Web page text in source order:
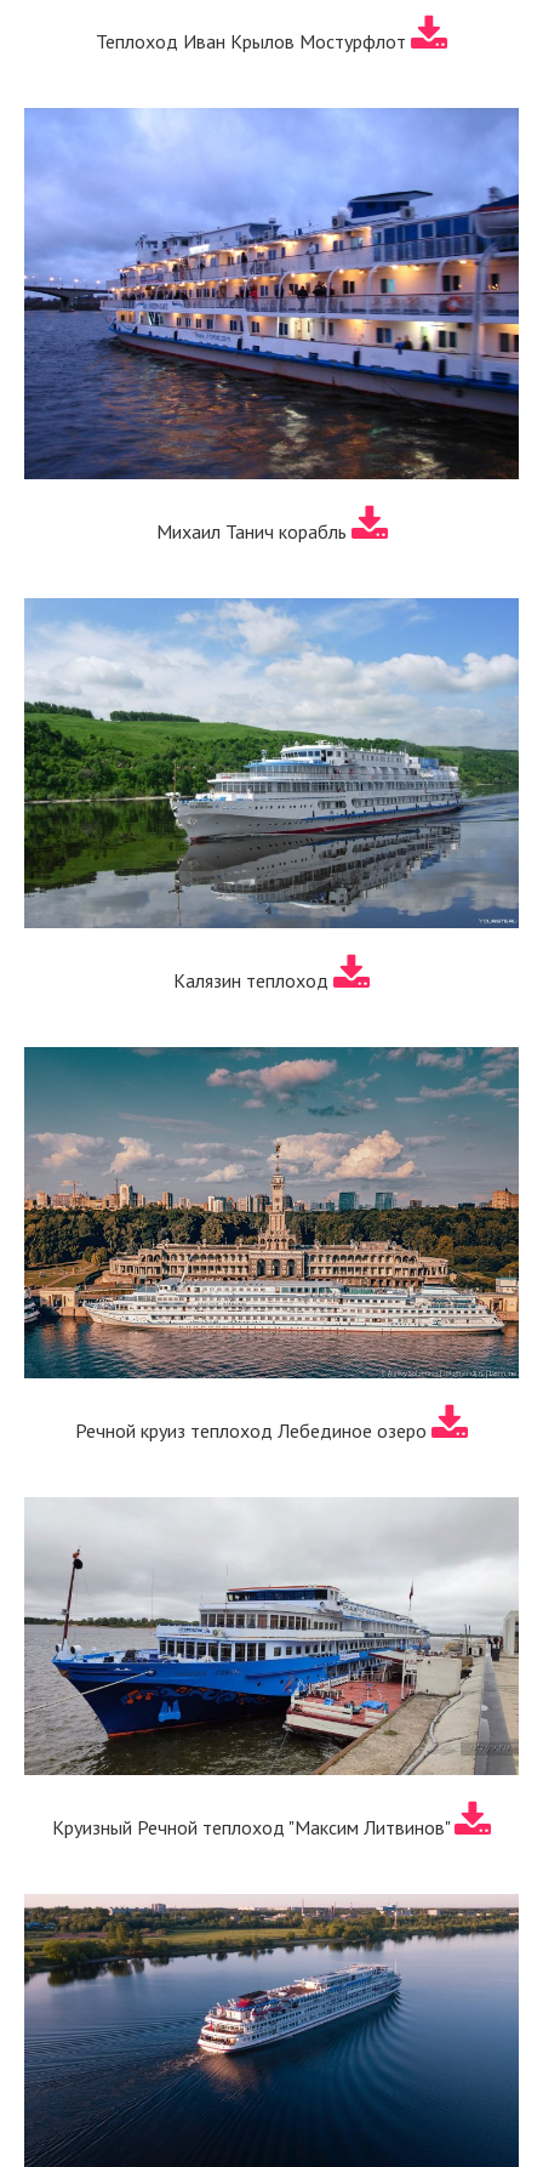
Теплоход Иван Крылов Мостурфлот
Михаил Танич корабль
Калязин теплоход
Речной круиз теплоход Лебединое озеро
Круизный Речной теплоход "Максим Литвинов"